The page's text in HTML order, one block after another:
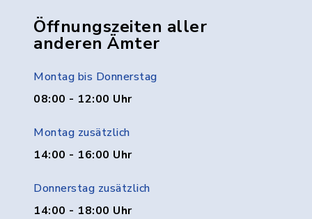
Öffnungszeiten aller
anderen Ämter
Montag bis Donnerstag
08:00 - 12:00 Uhr
Montag zusätzlich
14:00 - 16:00 Uhr
Donnerstag zusätzlich
14:00 - 18:00 Uhr